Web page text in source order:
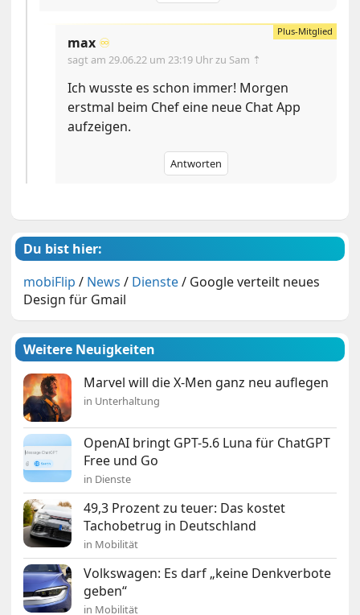
max ♾️
sagt am 29.06.22 um 23:19 Uhr zu Sam ⇡
Ich wusste es schon immer! Morgen
erstmal beim Chef eine neue Chat App
aufzeigen.
Antworten
Du bist hier:
mobiFlip / News / Dienste/ Google verteilt neues
Design für Gmail
Weitere Neuigkeiten
Marvel will die X-Men ganz neu auflegen
in Unterhaltung
OpenAI bringt GPT-5.6 Luna für ChatGPT
Free und Go
in Dienste
49,3 Prozent zu teuer: Das kostet
Tachobetrug in Deutschland
in Mobilität
Volkswagen: Es darf „keine Denkverbote
geben“
in Mobilität